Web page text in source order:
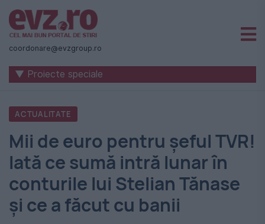
Știri
naționale
internaționale
România
-
Evenimentul
Zilei
coordonare@evzgroup.ro
▼ Proiecte speciale
ACTUALITATE
Mii de euro pentru șeful TVR!
Iată ce sumă intră lunar în
conturile lui Stelian Tănase
și ce a făcut cu banii